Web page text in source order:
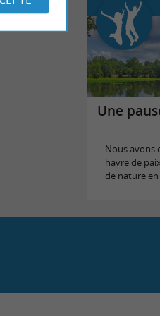
Une
Nous avons
havre de
de nature en